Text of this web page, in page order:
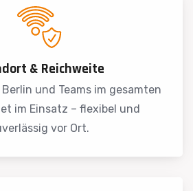
& Reichweite
und Teams im gesamten
im Einsatz – flexibel und
vor Ort.